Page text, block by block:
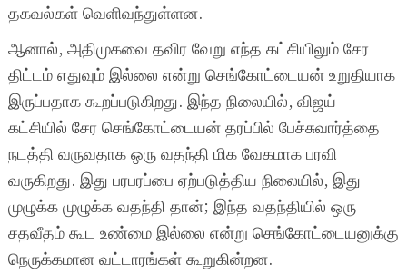
தகவல்கள் வெளிவந்துள்ளன.
ஆனால், அதிமுகவை தவிர வேறு எந்த கட்சியிலும் சேர
திட்டம் எதுவும் இல்லை என்று செங்கோட்டையன் உறுதியாக
இருப்பதாக கூறப்படுகிறது. இந்த நிலையில், விஜய்
கட்சியில் சேர செங்கோட்டையன் தரப்பில் பேச்சுவார்த்தை
நடத்தி வருவதாக ஒரு வதந்தி மிக வேகமாக பரவி
வருகிறது. இது பரபரப்பை ஏற்படுத்திய நிலையில், இது
முழுக்க முழுக்க வதந்தி தான்; இந்த வதந்தியில் ஒரு
சதவீதம் கூட உண்மை இல்லை என்று செங்கோட்டையனுக்கு
நெருக்கமான வட்டாரங்கள் கூறுகின்றன.